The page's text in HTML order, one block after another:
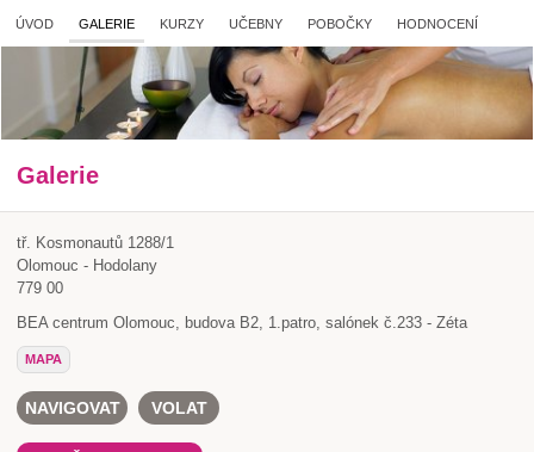
ÚVOD GALERIE KURZY UČEBNY POBOČKY HODNOCENÍ
Galerie
tř. Kosmonautů 1288/1
Olomouc - Hodolany
779 00
BEA centrum Olomouc, budova B2, 1.patro, salónek č.233 - Zéta
MAPA
NAVIGOVAT VOLAT